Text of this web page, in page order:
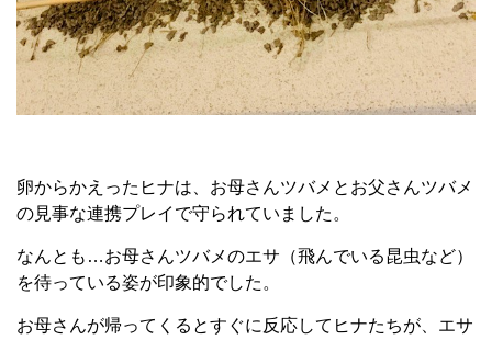
卵からかえったヒナは、お母さんツバメとお父さんツバメ
の見事な連携プレイで守られていました。
なんとも…お母さんツバメのエサ（飛んでいる昆虫など）
を待っている姿が印象的でした。
お母さんが帰ってくるとすぐに反応してヒナたちが、エサ